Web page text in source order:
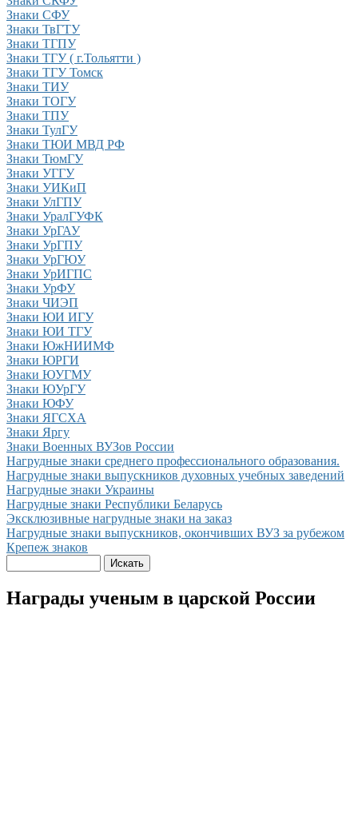
Знаки СФУ
Знаки ТвГТУ
Знаки ТГПУ
Знаки ТГУ ( г.Тольятти )
Знаки ТГУ Томск
Знаки ТИУ
Знаки ТОГУ
Знаки ТПУ
Знаки ТулГУ
Знаки ТЮИ МВД РФ
Знаки ТюмГУ
Знаки УГГУ
Знаки УИКиП
Знаки УлГПУ
Знаки УралГУФК
Знаки УрГАУ
Знаки УрГПУ
Знаки УрГЮУ
Знаки УрИГПС
Знаки УрФУ
Знаки ЧИЭП
Знаки ЮИ ИГУ
Знаки ЮИ ТГУ
Знаки ЮжНИИМФ
Знаки ЮРГИ
Знаки ЮУГМУ
Знаки ЮУрГУ
Знаки ЮФУ
Знаки ЯГСХА
Знаки Яргу
Знаки Военных ВУЗов России
Нагрудные знаки cреднего профессионального образования.
Нагрудные знаки выпускников духовных учебных заведений
Нагрудные знаки Украины
Нагрудные знаки Республики Беларусь
Эксклюзивные нагрудные знаки на заказ
Нагрудные знаки выпускников, окончивших ВУЗ за рубежом
Крепеж знаков
Награды ученым в царской России